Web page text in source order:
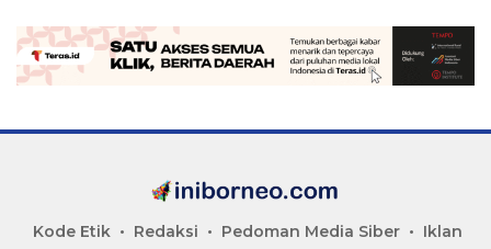
Kode Etik Redaksi Pedoman Media Siber Iklan